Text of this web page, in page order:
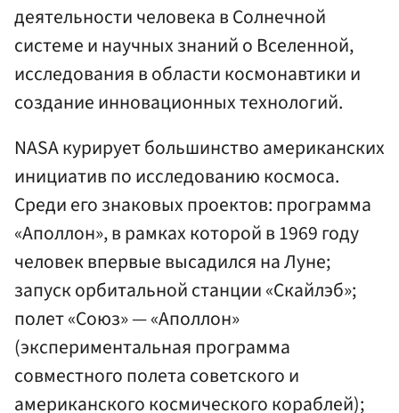
деятельности человека в Солнечной
системе и научных знаний о Вселенной,
исследования в области космонавтики и
создание инновационных технологий.
NASA курирует большинство американских
инициатив по исследованию космоса.
Среди его знаковых проектов: программа
«Аполлон», в рамках которой в 1969 году
человек впервые высадился на Луне;
запуск орбитальной станции «Скайлэб»;
полет «Союз» — «Аполлон»
(экспериментальная программа
совместного полета советского и
американского космического кораблей);